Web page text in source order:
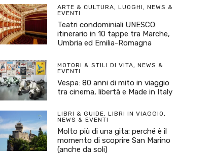
ARTE & CULTURA, LUOGHI, NEWS &
EVENTI
Teatri condominiali UNESCO:
itinerario in 10 tappe tra Marche,
Umbria ed Emilia-Romagna
MOTORI & STILI DI VITA, NEWS &
EVENTI
Vespa: 80 anni di mito in viaggio
tra cinema, libertà e Made in Italy
LIBRI & GUIDE, LIBRI IN VIAGGIO,
NEWS & EVENTI
Molto più di una gita: perché è il
momento di scoprire San Marino
(anche da soli)